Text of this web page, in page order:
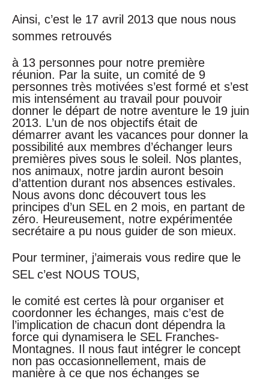
Ainsi, c’est le 17 avril 2013 que nous nous
sommes retrouvés
à 13 personnes pour notre première
réunion. Par la suite, un comité de 9
personnes très motivées s’est formé et s’est
mis intensément au travail pour pouvoir
donner le départ de notre aventure le 19 juin
2013. L’un de nos objectifs était de
démarrer avant les vacances pour donner la
possibilité aux membres d’échanger leurs
premières pives sous le soleil. Nos plantes,
nos animaux, notre jardin auront besoin
d’attention durant nos absences estivales.
Nous avons donc découvert tous les
principes d’un SEL en 2 mois, en partant de
zéro. Heureusement, notre expérimentée
secrétaire a pu nous guider de son mieux.
Pour terminer, j’aimerais vous redire que le
SEL c’est NOUS TOUS,
le comité est certes là pour organiser et
coordonner les échanges, mais c’est de
l’implication de chacun dont dépendra la
force qui dynamisera le SEL Franches-
Montagnes. Il nous faut intégrer le concept
non pas occasionnellement, mais de
manière à ce que nos échanges se